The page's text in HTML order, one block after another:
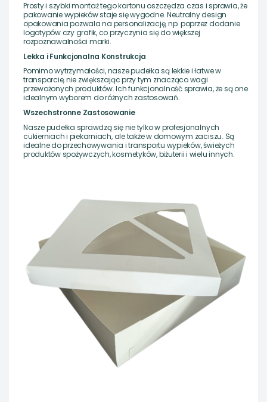
Prosty i szybki montaż tego kartonu oszczędza czas i sprawia, że
pakowanie wypieków staje się wygodne. Neutralny design
opakowania pozwala na personalizację, np. poprzez dodanie
logotypów czy grafik, co przyczynia się do większej
rozpoznawalności marki.
Lekka i Funkcjonalna Konstrukcja
Pomimo wytrzymałości, nasze pudełka są lekkie i łatwe w
transporcie, nie zwiększając przy tym znacząco wagi
przewożonych produktów. Ich funkcjonalność sprawia, że są one
idealnym wyborem do różnych zastosowań.
Wszechstronne Zastosowanie
Nasze pudełka sprawdzą się nie tylko w profesjonalnych
cukierniach i piekarniach, ale także w domowym zaciszu. Są
idealne do przechowywania i transportu wypieków, świeżych
produktów spożywczych, kosmetyków, biżuterii i wielu innych.